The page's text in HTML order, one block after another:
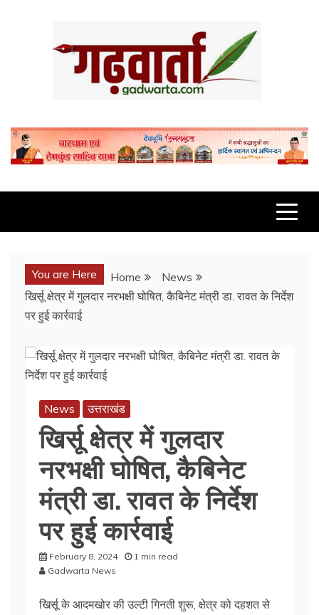
You are Here Home
News
खिर्सू क्षेत्र में गुलदार नरभक्षी घोषित, कैबिनेट मंत्री डा. रावत के निर्देश
पर हुई कार्रवाई
News उत्तराखंड
खिर्सू क्षेत्र में गुलदार
नरभक्षी घोषित, कैबिनेट
मंत्री डा. रावत के निर्देश
पर हुई कार्रवाई
February 8, 2024
1 min read
Gadwarta News
खिर्सू के आदमखोर की उल्टी गिनती शुरू, क्षेत्र को दहशत से